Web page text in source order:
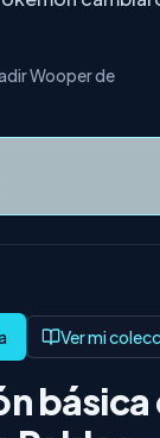
Wooper de
Ver mi
básica